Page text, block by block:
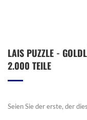
Anfang
der
LAIS PUZZLE -
2.000 TEILE
Seien Sie der erste, der